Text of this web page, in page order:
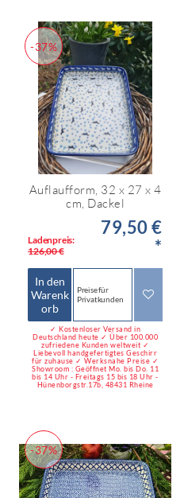
-37%
Auflaufform, 32 x 27 x 4
cm, Dackel
Ladenpreis:
126,00 €
79,50 €
*
In den
Warenk
orb
Preise für
Privatkunden
✓ Kostenloser Versand in
Deutschland heute ✓ Über 100.000
zufriedene Kunden weltweit ✓
Liebevoll handgefertigtes Geschirr
für zuhause ✓ Werksnahe Preise ✓
Showroom : Geöffnet Mo. bis Do. 11
bis 14 Uhr - Freitags 15 bis 18 Uhr -
Hünenborgstr.17b, 48431 Rheine
-37%